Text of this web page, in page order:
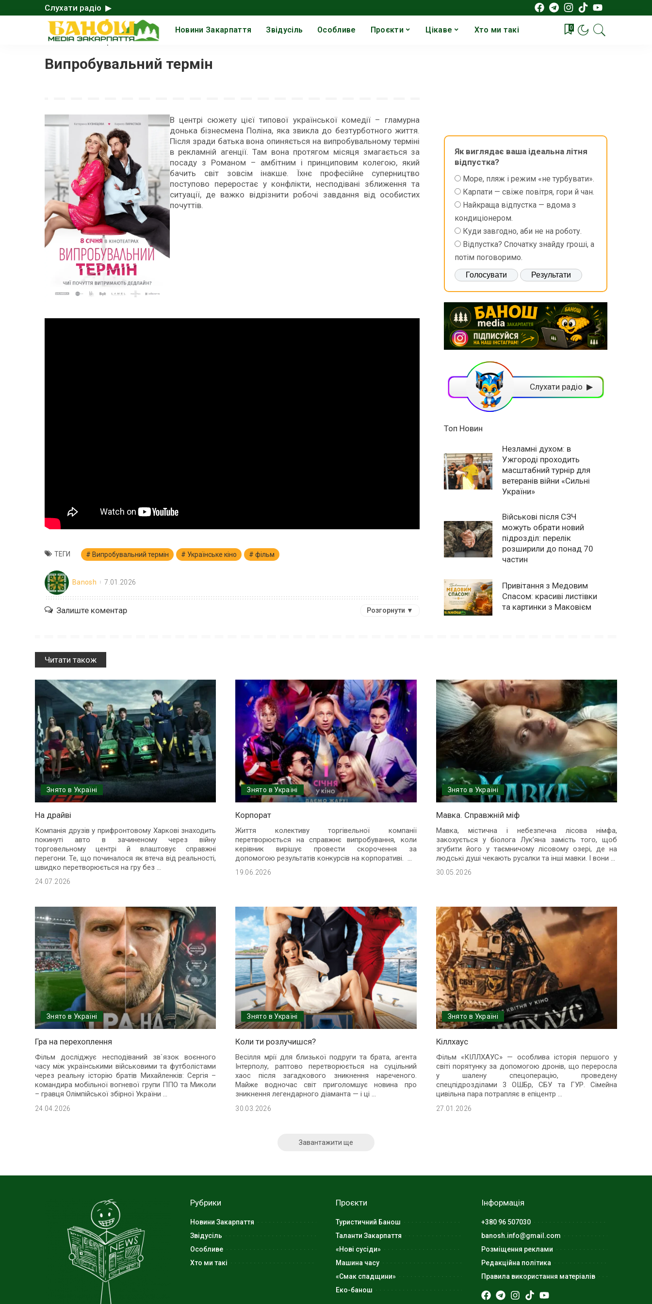
Слухати радіо ▶
Новини Закарпаття Звідусіль Особливе Проєкти Цікаве Хто ми такі 0
Головна> Знято в Україні>
Випробувальний термін
В центрі сюжету цієї типової української комедії – гламурна
донька бізнесмена Поліна, яка звикла до безтурботного життя.
Після зради батька вона опиняється на випробувальному терміні
в рекламній агенції. Там вона протягом місяця змагається за
посаду з Романом – амбітним і принциповим колегою, який
бачить світ зовсім інакше. Їхнє професійне суперництво
поступово переростає у конфлікти, несподівані зближення та
ситуації, де важко відрізнити робочі завдання від особистих
почуттів.
ТЕГИ Випробувальний термін Українське кіно фільм
Banosh 7.01.2026
Залиште коментар Розгорнути ▼
Як виглядає ваша ідеальна літня
відпустка?
Море, пляж і режим «не турбувати».
Карпати — свіже повітря, гори й чан.
Найкраща відпустка — вдома з
кондиціонером.
Куди завгодно, аби не на роботу.
Відпустка? Спочатку знайду гроші, а
потім поговоримо.
Слухати радіо ▶
Топ Новин
Незламні духом: в
Ужгороді проходить
масштабний турнір для
ветеранів війни «Сильні
України»
Військові після СЗЧ
можуть обрати новий
підрозділ: перелік
розширили до понад 70
частин
Привітання з Медовим
Спасом: красиві листівки
та картинки з Маковієм
Читати також
Знято в Україні
На драйві
Компанія друзів у прифронтовому Харкові знаходить
покинуті авто в зачиненому через війну
торговельному центрі й влаштовує справжні
перегони. Те, що починалося як втеча від реальності,
швидко перетворюється на гру без
24.07.2026
Знято в Україні
Корпорат
Життя колективу торгівельної компанії
перетворюється на справжнє випробування, коли
керівник вирішує провести скорочення за
допомогою результатів конкурсів на корпоративі.
19.06.2026
Знято в Україні
Мавка. Справжній міф
Мавка, містична і небезпечна лісова німфа,
закохується у біолога Лук’яна замість того, щоб
згубити його у таємничому лісовому озері, де на
людські душі чекають русалки та інші мавки. І вони
30.05.2026
Знято в Україні
Гра на перехоплення
Фільм досліджує несподіваний зв`язок воєнного
часу між українськими військовими та футболістами
через реальну історію братів Михайленків: Сергія –
командира мобільної вогневої групи ППО та Миколи
– гравця Олімпійської збірної України ...
24.04.2026
Знято в Україні
Коли ти розлучишся?
Весілля мрії для близької подруги та брата, агента
Інтерполу, раптово перетворюється на суцільний
хаос після загадкового зникнення нареченого.
Майже водночас світ приголомшує новина про
зникнення легендарного діаманта — і ці...
30.03.2026
Знято в Україні
Кіллхаус
Фільм «КІЛЛХАУС» — особлива історія першого у
світі порятунку за допомогою дронів, що переросла
у шалену спецоперацію, проведену
спецпідрозділами 3 ОШБр, СБУ та ГУР. Сімейна
цивільна пара потрапляє в епіцентр ...
27.01.2026
Завантажити ще
Рубрики
Новини Закарпаття
Звідусіль
Особливе
Хто ми такі
Проєкти
Туристичний Банош
Таланти Закарпаття
«Нові сусіди»
Машина часу
«Смак спадщини»
Еко-банош
Інформація
+380 96 507030
banosh.info@gmail.com
Розміщення реклами
Редакційна політика
Правила використання матеріалів